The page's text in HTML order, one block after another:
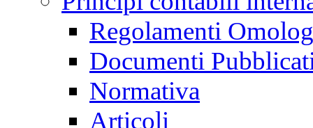
Regolamenti
Documenti
Normativa
Articoli